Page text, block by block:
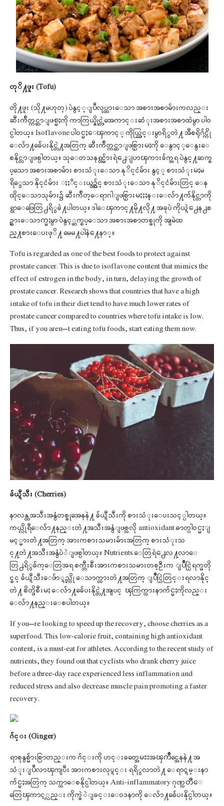
တုိ႔ဖူး (Tofu)
တို႔ဖူး (သို႔မဟုတ္) ပဲနွင့္ျပဳလုပ္ထားေသာ အစားအစာမ်ားကလည္း
ဆီးက်ိတ္ကင္ဆာျဖစ္မႈကို ကာကြယ္နိုင္တဲ့အေကာင္းဆံုးအစားအစာထဲမွာ ပါဝ
င္ပါတယ္။ Isoflavone ပါဝင္မႈေၾကာင့္ ကိုယ္တြင္းမွာရိွတဲ႔ အီစရိုဂ်င္ကို
ေလ်ာ႔ခ်ေပးနိုင္တဲ႔အတြက္ ဆီးက်ိတ္ကင္ဆာျဖစ္ပြားမႈကို ေနွာင့္ေနွးေ
စနိုင္တာျဖစ္ပါတယ္။ သုေတသနရွင္မ်ားရဲ႕ေျပာၾကားခ်က္အရ ပဲနွင္႔ဆက္စ
ပ္ေသာ အစားအစာမ်ား စားသံုးေသာ နုိင္ငံမ်ား နွင့္ စားသံုးမႈမ
ရိွေသာ နိုင္ငံမ်ား ႏႈိင္းယွဥ္လွ်င္ စားသံုးေသာ နုိင္ငံမ်ားတြင္ ေန
ထိုင္ေသာသုမ်ား၌ ဆီးက်ိတ္ေရာဂါျဖစ္ပြားမႈႏႈန္းေလ်ာ႔က်နိုင္တာကို
ရွာေဖြေတြ႕ရိွခဲ႔ပါတယ္။ ဒါေၾကာင္႔မို႔လို႔ အခုပဲ ကိုယ္ရဲ႕ေန႕စ
ဥ္စားေသာက္မႈမွာ ပဲနွင့္ဆက္စပ္ေသာ အစားအစာတစ္ခုကို အျမဲထ
ည္႔စားေပးဖုိ႔ မေမ႔ပါနဲ႔ေနာ္။
Tofu is regarded as one of the best foods to protect against
prostate cancer. This is due to isoflavone content that mimics the
effect of estrogen in the body, in turn, delaying the growth of
prostate cancer. Research shows that countries that have a high
intake of tofu in their diet tend to have much lower rates of
prostate cancer compared to countries where tofu intake is low.
Thus, if you aren’t eating tofu foods, start eating them now.
ခ်ယ္ရီသီး (Cherries)
နာလန္ထအသီးအနွံတစ္ခုအေနနဲ႔ ခ်ယ္ရီသီးကို စားသံုးေပးသင့္ပါတယ္။
ကယ္လိုရီေလ်ာ႔နည္းတဲ႔အသီးအနွံျဖစ္သလို antioxidant ဓာတ္ပါဝင္မႈျ
မင့္မားတဲ႔အတြက္ အားကစားသမားမ်ားအတြက္ စားသံုးသ
င္႔တဲ႔အသီးအနွံပဲဲျဖစ္ပါတယ္။ Nutrients ေတြရဲ႕ေလ႔လာေ
တြ႕ရိွခ်က္ေတြအရ စက္ဘီးစီးအားကစားသမားတစ္ဦးက ျပိဳင္ပြဲရက္မတို
င္ခင္ ခ်ယ္ရီသီးေဖ်ာ္ရည္ကို ေသာက္ထားတဲ႔အတြက္ ျပိဳင္ပြဲတြင္းရလာနိုင္
တဲ႔ စိတ္ဖိစီးမႈ ေလ်ာ႔ခ်ေပးနိုင္တဲ႔အျပင္ ၾကြက္သားနာက်င္မႈကိုလည္း
ေလ်ာ႔နည္းေစပါတယ္။
If you’re looking to speed up the recovery, choose cherries as a
superfood. This low-calorie fruit, containing high antioxidant
content, is a must-eat for athletes. According to the recent study of
nutrients, they found out that cyclists who drank cherry juice
before a three-day race experienced less inflammation and
reduced stress and also decrease muscle pain promoting a faster
recovery.
ဂ်င္း (Ginger)
ရာစုနွစ္မ်ားစြာတည္းက ဂ်င္းကို ဟင္းခတ္အေမႊးအၾကိဳင္အေနနဲ႔ အ
သံုးျပဳလာၾကျပီး အားကစားလုပ္ရင္း ရရိွလာတဲ႔ ေရာင္ရမ္းနာ
က်င္မႈအတြက္ သက္သာေစနိုင္ပါတယ္။ Anti-inflammatory ဂုဏ္သတၱိေ
တြေၾကာင့္လည္း ကိုက္ခဲဲျခင္းေဝဒနာကို ေလ်ာ႔ခ်ေပးနိုင္ပါတယ္။